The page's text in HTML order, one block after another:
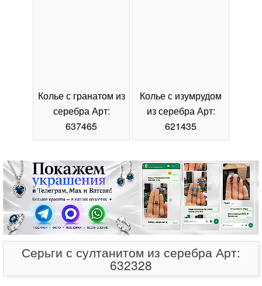
Колье с гранатом из
серебра Арт:
637465
Колье с изумрудом
из серебра Арт:
621435
Серьги с султанитом из серебра Арт:
632328